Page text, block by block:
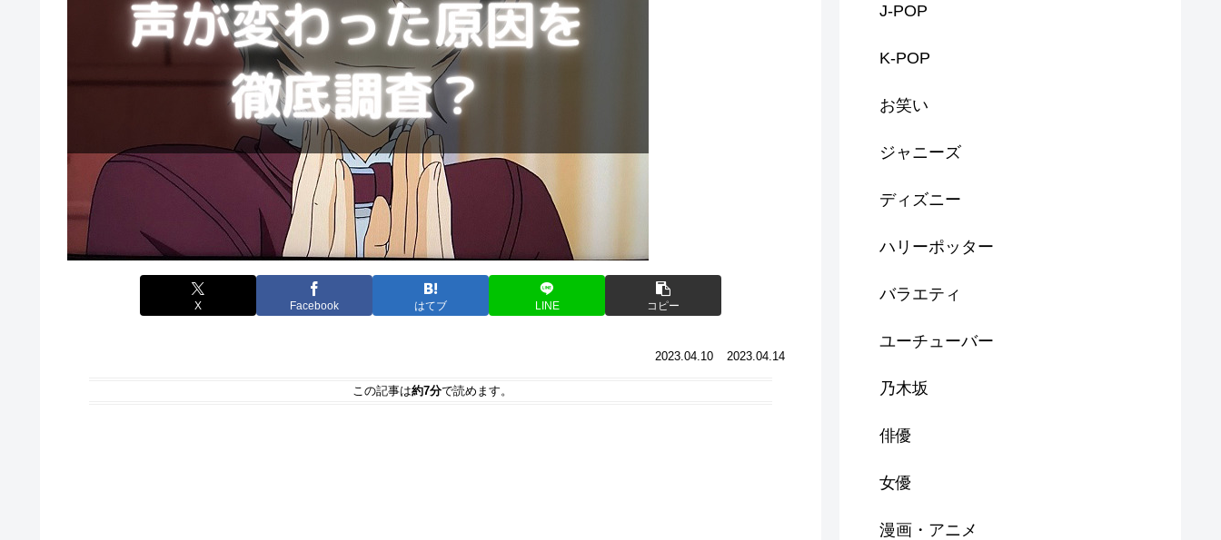
X Facebook はてブ LINE コピー
2023.04.10 2023.04.14
この記事は約7分で読めます。
J-POP
K-POP
お笑い
ジャニーズ
ディズニー
ハリーポッター
バラエティ
ユーチューバー
乃木坂
俳優
女優
漫画・アニメ